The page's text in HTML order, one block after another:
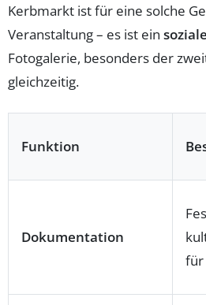
Kerbmarkt ist für eine solche
Veranstaltung – es ist ein
Fotogalerie, besonders der
gleichzeitig.
Funktion
Dokumentation
für